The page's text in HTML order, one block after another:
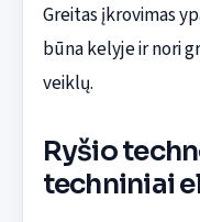
Greitas įkrovimas
būna kelyje ir nori
veiklų.
Ryšio
techniniai